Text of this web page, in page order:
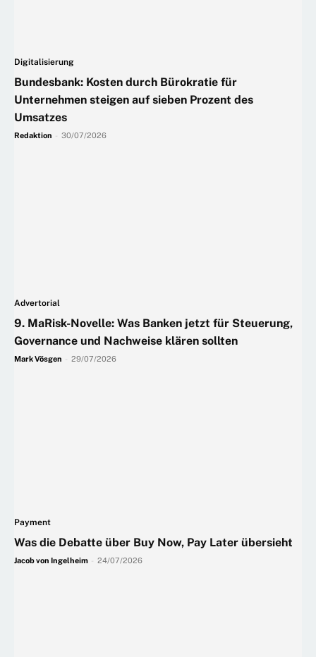
Digitalisierung
Bundesbank: Kosten durch Bürokratie für
Unternehmen steigen auf sieben Prozent des
Umsatzes
Redaktion 30/07/2026
Advertorial
9. MaRisk-Novelle: Was Banken jetzt für Steuerung,
Governance und Nachweise klären sollten
Mark Vösgen 29/07/2026
Payment
Was die Debatte über Buy Now, Pay Later übersieht
Jacob von Ingelheim 24/07/2026